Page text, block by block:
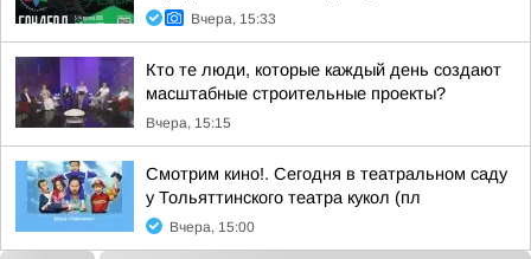
Вчера, 15:33
Кто те люди, которые каждый день создают
масштабные строительные проекты?
Вчера, 15:15
Смотрим кино!. Сегодня в театральном саду
у Тольяттинского театра кукол (пл
Вчера, 15:00